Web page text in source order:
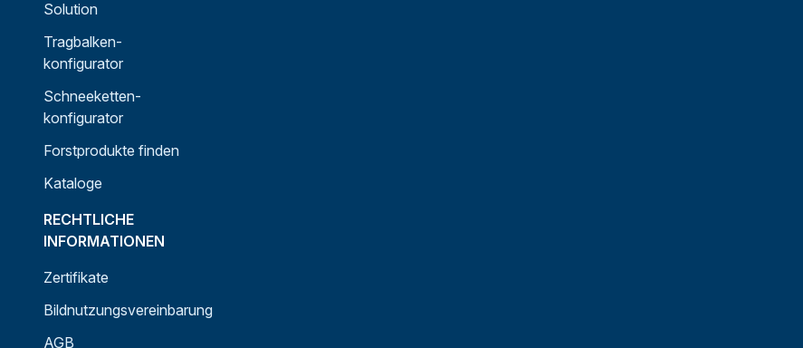
Solution
Tragbalken-
konfigurator
Schneeketten-
konfigurator
Forstprodukte finden
Kataloge
RECHTLICHE
INFORMATIONEN
Zertifikate
Bildnutzungsvereinbarung
AGB